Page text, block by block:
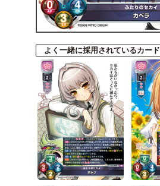
よく一緒に採用されているカード